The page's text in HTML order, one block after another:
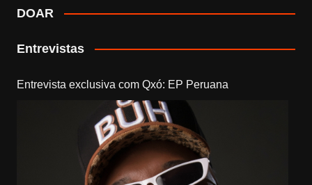
DOAR
Entrevistas
Entrevista exclusiva com Qxó: EP Peruana